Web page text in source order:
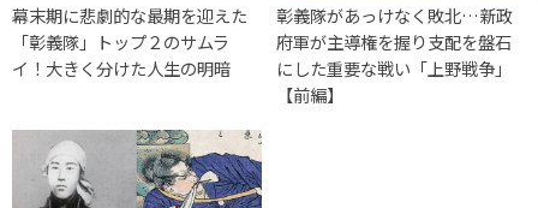
幕末期に悲劇的な最期を迎えた
「彰義隊」トップ２のサムラ
イ！大きく分けた人生の明暗
彰義隊があっけなく敗北…新政
府軍が主導権を握り支配を盤石
にした重要な戦い「上野戦争」
【前編】